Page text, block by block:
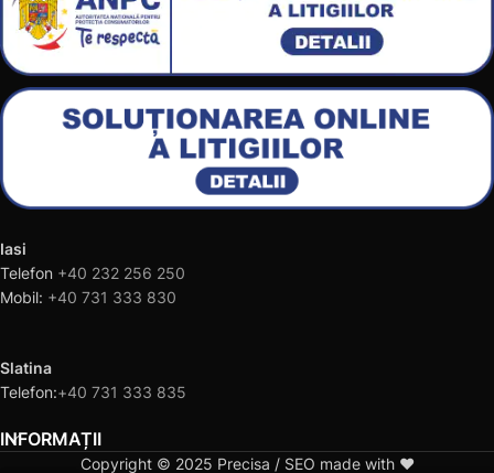
Iasi
Telefon +40 232 256 250
Mobil: +40 731 333 830
Slatina
Telefon:+40 731 333 835
INFORMAȚII
Copyright © 2025 Precisa / SEO made with ❤️